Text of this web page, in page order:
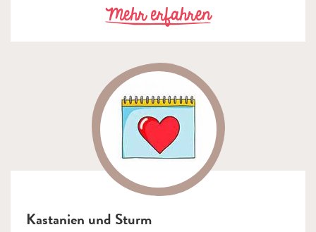
Mehr erfahrenzu Kürbis
Kastanien und Sturm